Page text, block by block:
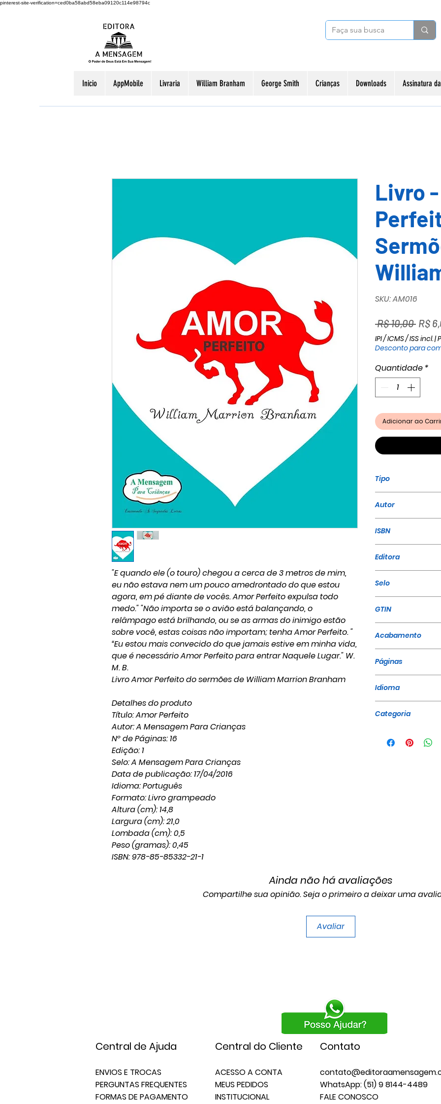
pinterest-site-verification=ced0ba58abd58eba09120c114e98794c
Inicio AppMobile Livraria William Branham George Smith Crianças Downloads Assinatura
"E quando ele (o touro) chegou a cerca de 3 metros de mim,
eu não estava nem um pouco amedrontado do que estou
agora, em pé diante de vocês. Amor Perfeito expulsa todo
medo." "Não importa se o avião está balançando, o
relâmpago está brilhando, ou se as armas do inimigo estão
sobre você, estas coisas não importam; tenha Amor Perfeito. "
“Eu estou mais convecido do que jamais estive em minha vida,
que é necessário Amor Perfeito para entrar Naquele Lugar." W.
M. B.
Livro Amor Perfeito do sermões de William Marrion Branham
Detalhes do produto
Título: Amor Perfeito
Autor: A Mensagem Para Crianças
Nº de Páginas: 16
Edição: 1
Selo: A Mensagem Para Crianças
Data de publicação: 17/04/2016
Idioma: Português
Formato: Livro grampeado
Altura (cm): 14,8
Largura (cm): 21,0
Lombada (cm): 0,5
Peso (gramas): 0,45
ISBN: 978-85-85332-21-1
Livro
SKU: AM016
R$ 10,00 Preço
R$
IPI / ICMS / ISS incl.|
Desconto para
Quantidade *
Adicionar ao
Tipo
Autor
ISBN
Editora
Selo
GTIN
Acabamento
Páginas
Idioma
Categoria
Ainda não há avaliações
Compartilhe sua opinião. Seja o primeiro a deixar uma
Avaliar
Central de Ajuda
ENVIOS E TROCAS
PERGUNTAS FREQUENTES
FORMAS DE PAGAMENTO
Central do Cliente
ACESSO A CONTA
MEUS PEDIDOS
INSTITUCIONAL
Contato
WhatsApp: (51) 9 8144-4489
FALE CONOSCO